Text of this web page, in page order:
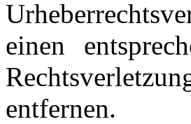
einen
entfernen.